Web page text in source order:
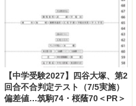
【中学受験2027】四谷大塚、第2
回合不合判定テスト（7/5実施）
偏差値…筑駒74・桜蔭70＜PR＞